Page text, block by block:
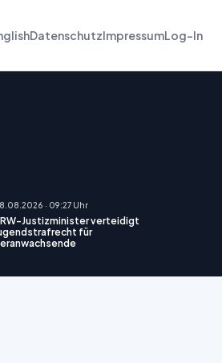
DatenschutzImpressumLog-In
· 09:27 Uhr
Justizminister verteidigt
für